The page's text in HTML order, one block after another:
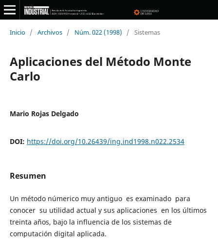
Inicio / Archivos / Núm. 022 (1998) / Sistemas
Aplicaciones del Método Monte
Carlo
Mario Rojas Delgado
DOI: https://doi.org/10.26439/ing.ind1998.n022.2534
Resumen
Un método númerico muy antiguo es examinado para
conocer su utilidad actual y sus aplicaciones en los últimos
treinta años, bajo la influencia de los sistemas de
computación digital aplicada.